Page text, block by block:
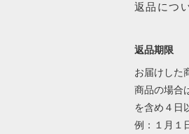
返品につ
返品期限
お届けした
商品の場合
を含め４日
例：１月１